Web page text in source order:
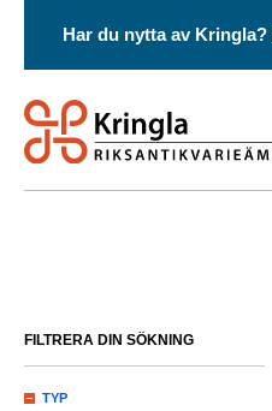
Har du nytta av Kringla?
FILTRERA DIN SÖKNING
TYP